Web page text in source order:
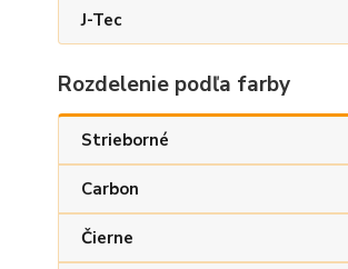
J-Tec
Rozdelenie podľa farby
Strieborné
Carbon
Čierne